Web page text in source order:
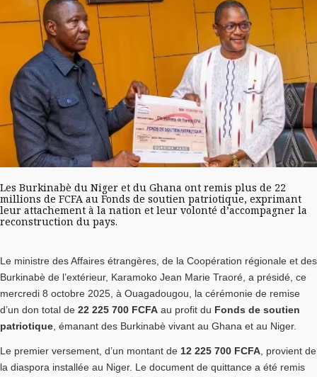
Les Burkinabè du Niger et du Ghana ont remis plus de 22
millions de FCFA au Fonds de soutien patriotique, exprimant
leur attachement à la nation et leur volonté d’accompagner la
reconstruction du pays.
Le ministre des Affaires étrangères, de la Coopération régionale et des
Burkinabè de l’extérieur, Karamoko Jean Marie Traoré, a présidé, ce
mercredi 8 octobre 2025, à Ouagadougou, la cérémonie de remise
d’un don total de 22 225 700 FCFA au profit du Fonds de soutien
patriotique , émanant des Burkinabè vivant au Ghana et au Niger.
Le premier versement, d’un montant de 12 225 700 FCFA , provient de
la diaspora installée au Niger. Le document de quittance a été remis